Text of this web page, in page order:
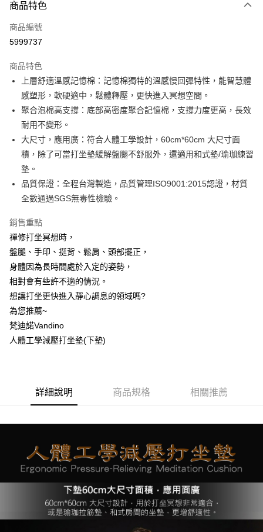
信用卡一次付款
信用卡分期付款
合作金庫商業銀行
華南商業銀行
彰化商業銀行
上海商業儲蓄銀行
台北富邦商業銀行
國泰世華商業銀行
兆豐國際商業銀行
臺灣中小企業銀行
匯豐（台灣）商業銀行
華泰商業銀行
聯邦商業銀行
遠東國際商業銀行
元大商業銀行
永豐商業銀行
玉山商業銀行
台新國際商業銀行
中國信託商業銀行
台灣樂天信用卡公司
6 期 0 利率 每期
華南商業銀行
彰化商業銀行
上海商業儲蓄銀行
台北富邦商業銀行
國泰世華商業銀行
臺灣中小企業銀行
台中商業銀行
匯豐（台灣）商業銀行
華泰商業銀行
聯邦商業銀行
元大商業銀行
玉山商業銀行
星展（台灣）商業銀行
台新國際商業銀行
LINE Pay
Apple Pay
街口支付
悠遊付
Google Pay
全盈+PAY
AFTEE先享後付
相關說明
【關於「AFTEE先享後付」】
AFTEE先享後付是「在收到商品之後才付款」的支付方式。 讓您購物簡單
便利好安心！
１．簡單：不需註冊會員、不需綁卡、不需儲值。
２．便利：只要手機號碼，簡訊認證，即可結帳。
【「AFTEE先享後付」結帳流程】
１．於結帳方式選擇「AFTEE先享後付」後，將跳轉至「AFTEE先享後付」
結帳頁面，進行簡訊認證並確認金額後，即可完成結帳。
※ 請注意：結帳手續完成當下不需立刻繳費，但若您需要取消訂單，請聯絡
購買商品的店家。未經商家同意取消之訂單仍視為有效，需透過AFTEE先享
https://netprotections.freshdesk.com/support/home
【注意事項】
１．透過由恩沛科技股份有限公司提供之「AFTEE先享後付」服務完成之交
易，需依本服務之必要範圍內提供個人資料，並將交易相關給付款項請求債
權轉讓予恩沛科技股份有限公司。
２．關於個人資料處理事宜，請瀏覽以下網址：
https://aftee.tw/terms/#terms3
３．未成年的使用者請事先徵得法定代理人或監護人之同意方可使用
運送方式
宅配
每筆NT$100，滿NT$499(含以上)免運費
商品特色
商品編號
5999737
商品特色
上層舒適溫感記憶棉：記憶棉獨特的溫感慢回彈特性，能智慧體
感塑形，軟硬適中，鬆體釋壓，更快進入冥想空間。
聚合泡棉高支撐：底部高密度聚合記憶棉，支撐力度更高，長效
耐用不變形。
大尺寸，應用廣：符合人體工學設計，60cm*60cm 大尺寸面
積，除了可當打坐墊緩解盤腿不舒服外，還適用和式墊/瑜珈練習
墊。
品質保證：全程台灣製造，品質管理ISO9001:2015認證，材質
全數通過SGS無毒性檢驗。
銷售重點
禪修打坐冥想時，
盤腿、手印、挺背、鬆肩、頭部擺正，
身體因為長時間處於入定的姿勢，
相對會有些許不適的情況。
想讓打坐更快進入靜心調息的領域嗎?
為您推薦~
梵迪諾Vandino
人體工學減壓打坐墊(下墊)
詳細說明 商品規格 相關推薦